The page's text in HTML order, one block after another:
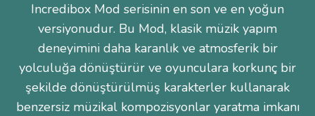
Incredibox Mod serisinin en son ve en yoğun
versiyonudur. Bu Mod, klasik müzik yapım
deneyimini daha karanlık ve atmosferik bir
yolculuğa dönüştürür ve oyunculara korkunç bir
şekilde dönüştürülmüş karakterler kullanarak
benzersiz müzikal kompozisyonlar yaratma imkanı